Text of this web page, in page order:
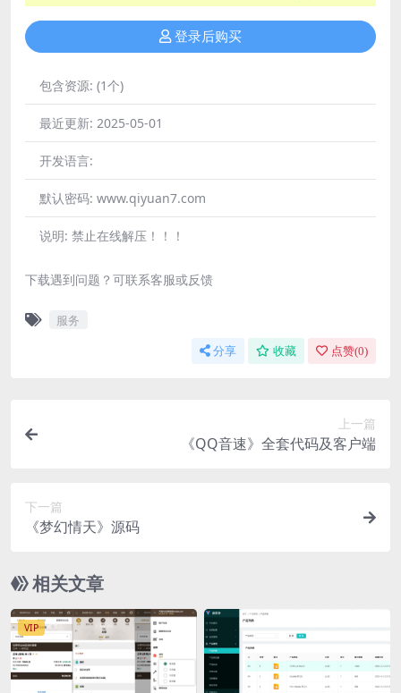
登录后购买
包含资源: (1个)
最近更新: 2025-05-01
开发语言:
默认密码: www.qiyuan7.com
说明: 禁止在线解压！！！
下载遇到问题？可联系客服或反馈
服务
分享 收藏 点赞(0)
上一篇
《QQ音速》全套代码及客户端
下一篇
《梦幻情天》源码
相关文章
VIP